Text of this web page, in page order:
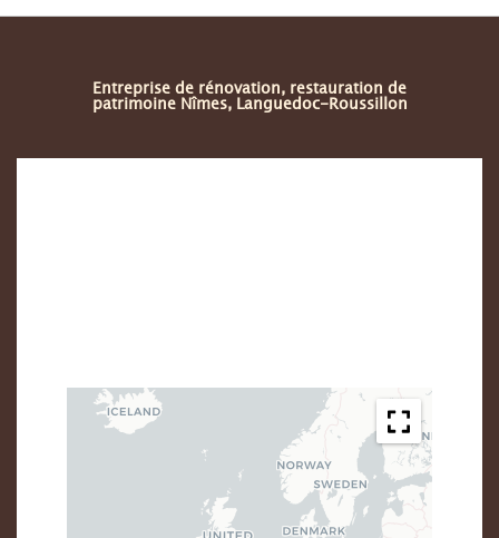
Entreprise de rénovation, restauration de
patrimoine Nîmes, Languedoc-Roussillon